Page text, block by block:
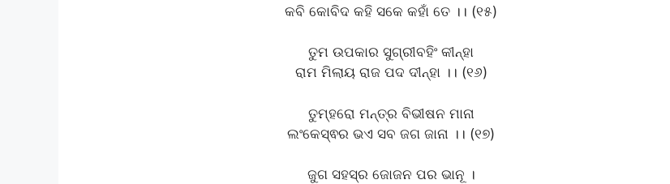
କବି କୋବିଦ କହି ସକେ କହାଁ ତେ ।। (୧୫)
ତୁମ ଉପକାର ସୁଗ୍ରୀବହିଂ କୀନ୍ହା
ରାମ ମିଲାୟ ରାଜ ପଦ ଦୀନ୍ହା ।। (୧୬)
ତୁମ୍‌ହରୋ ମନ୍ତ୍ର ବିଭୀଷନ ମାନା
ଲଂକେସ୍ଵର ଭଏ ସବ ଜଗ ଜାନା ।। (୧୭)
ଜୁଗ ସହସ୍ର ଜୋଜନ ପର ଭାନୂ ।